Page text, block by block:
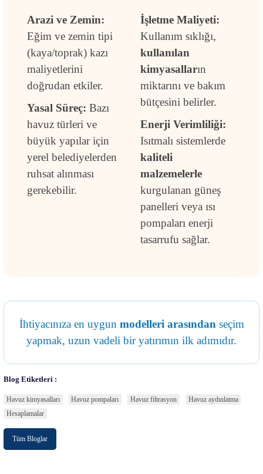
Arazi ve Zemin:
Eğim ve zemin tipi
(kaya/toprak) kazı
maliyetlerini
doğrudan etkiler.
Yasal Süreç: Bazı
havuz türleri ve
büyük yapılar için
yerel belediyelerden
ruhsat alınması
gerekebilir.
İşletme Maliyeti:
Kullanım sıklığı,
kullanılan
kimyasalların
miktarını ve bakım
bütçesini belirler.
Enerji Verimliliği:
Isıtmalı sistemlerde
kaliteli
malzemelerle
kurgulanan güneş
panelleri veya ısı
pompaları enerji
tasarrufu sağlar.
İhtiyacınıza en uygun modelleri arasından seçim
yapmak, uzun vadeli bir yatırımın ilk adımıdır.
Blog Etiketleri :
Havuz kimyasalları Havuz pompaları Havuz filtrasyon
Havuz aydınlatma
Hesaplamalar
Tüm Bloglar